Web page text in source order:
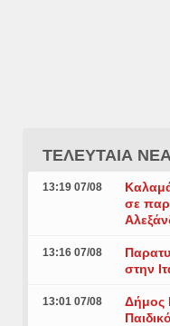
ΤΕΛΕΥΤΑΙΑ ΝΕΑ
13:19 07/08
σε
13:16 07/08
στην
13:01 07/08
Δήμος